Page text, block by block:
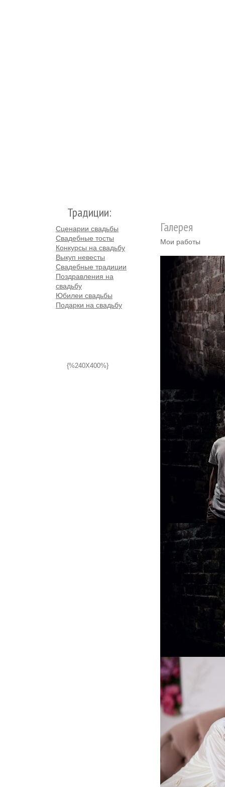
Традиции:
Сценарии свадьбы
Свадебные тосты
Конкурсы на свадьбу
Выкуп невесты
Свадебные традиции
Поздравления на
свадьбу
Юбилеи свадьбы
Подарки на свадьбу
{%240X400%}
Галерея
Мои работы